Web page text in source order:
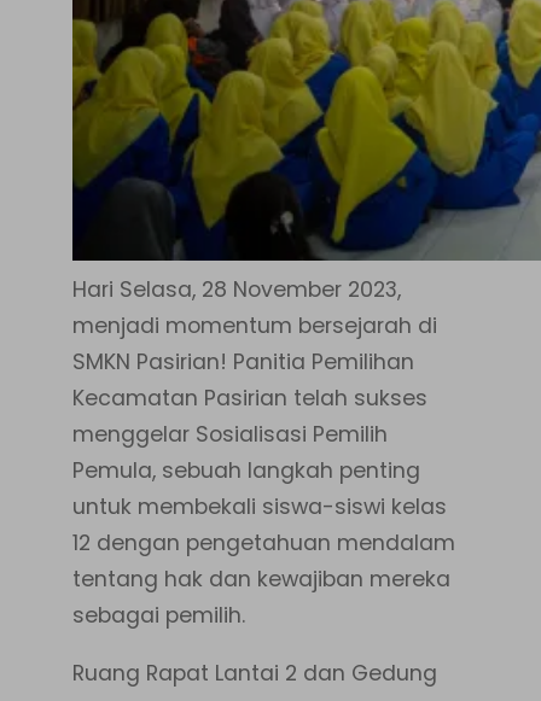
Hari Selasa, 28 November 2023,
menjadi momentum bersejarah di
SMKN Pasirian! Panitia Pemilihan
Kecamatan Pasirian telah sukses
menggelar Sosialisasi Pemilih
Pemula, sebuah langkah penting
untuk membekali siswa-siswi kelas
12 dengan pengetahuan mendalam
tentang hak dan kewajiban mereka
sebagai pemilih.
Ruang Rapat Lantai 2 dan Gedung